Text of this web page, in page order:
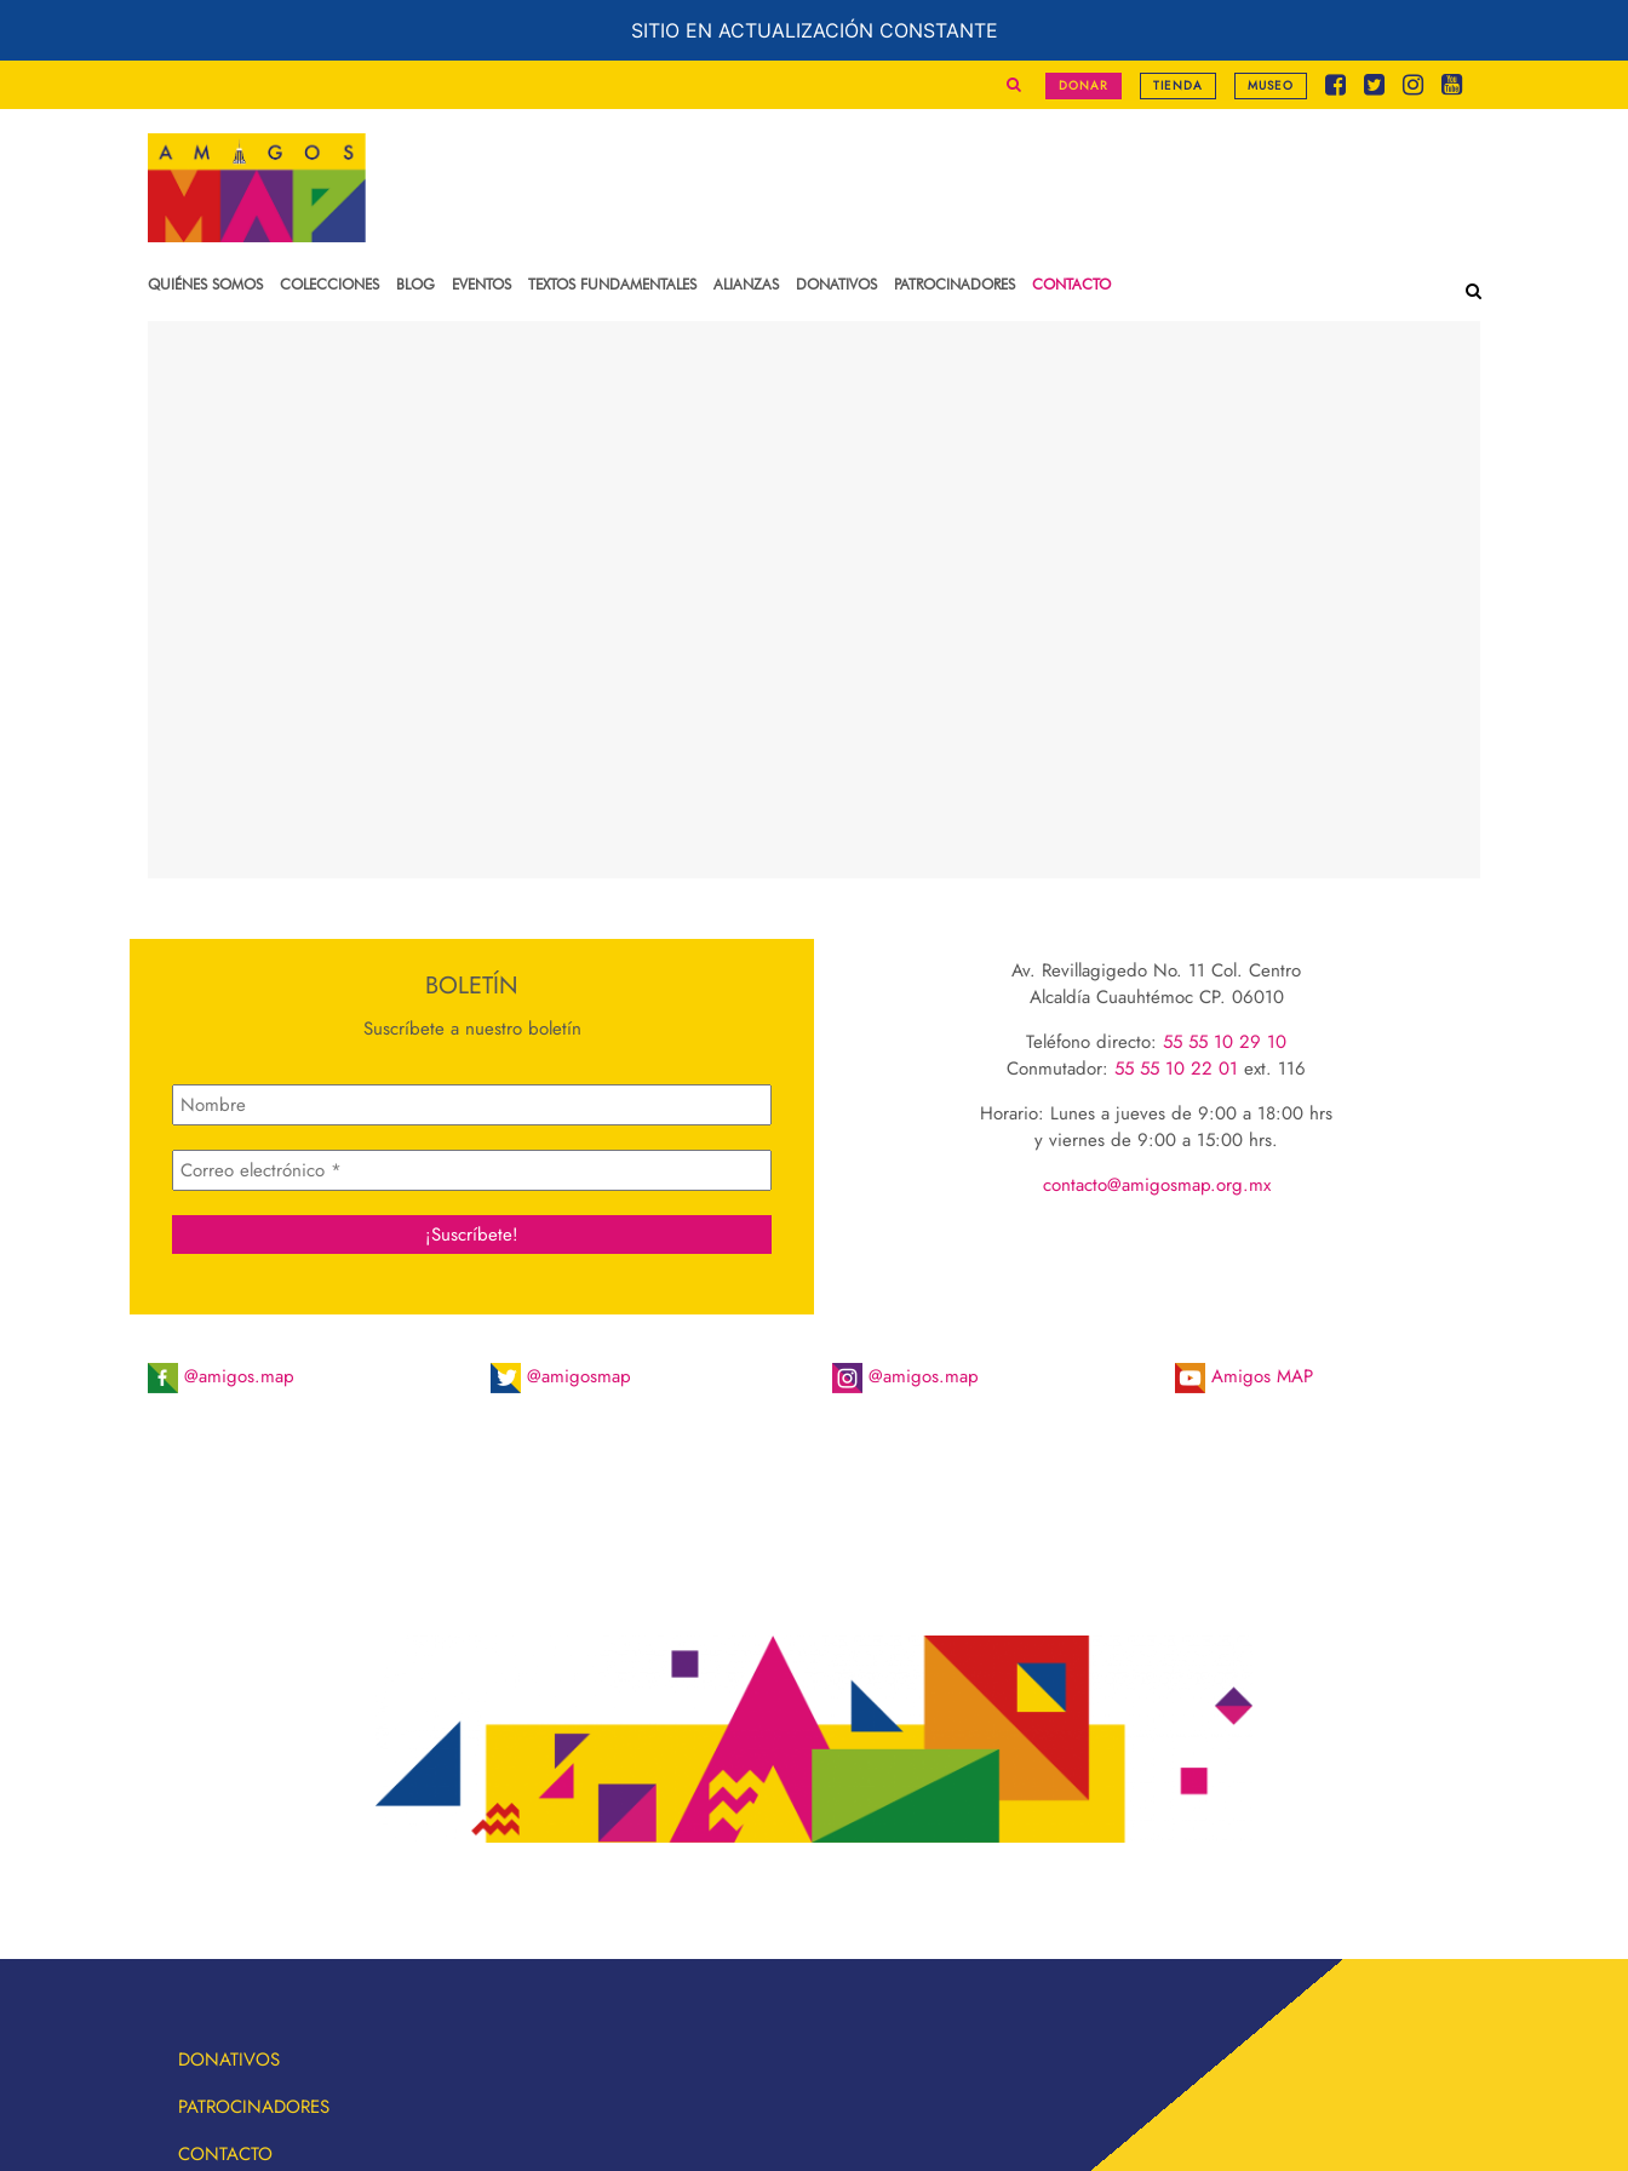
SITIO EN ACTUALIZACIÓN CONSTANTE
DONAR TIENDA MUSEO
QUIÉNES SOMOS COLECCIONES BLOG EVENTOS TEXTOS FUNDAMENTALES ALIANZAS DONATIVOS PATROCINADORES CONTACTO
BOLETÍN
Suscríbete a nuestro boletín
Av. Revillagigedo No. 11 Col. Centro
Alcaldía Cuauhtémoc CP. 06010
Teléfono directo: 55 55 10 29 10
Conmutador: 55 55 10 22 01 ext. 116
Horario: Lunes a jueves de 9:00 a 18:00 hrs
y viernes de 9:00 a 15:00 hrs.
contacto@amigosmap.org.mx
@amigos.map @amigosmap @amigos.map Amigos MAP
DONATIVOS
PATROCINADORES
CONTACTO